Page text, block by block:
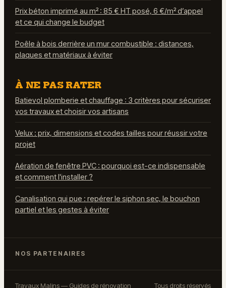
Prix béton imprimé au m² : 85 € HT posé, 6 €/m² d’appel
et ce qui change le budget
Poêle à bois derrière un mur combustible : distances,
plaques et matériaux à éviter
À NE PAS RATER
Batievol plomberie et chauffage : 3 critères pour sécuriser
vos travaux et choisir vos artisans
Velux : prix, dimensions et codes tailles pour réussir votre
projet
Aération de fenêtre PVC : pourquoi est-ce indispensable
et comment l'installer ?
Canalisation qui pue : repérer le siphon sec, le bouchon
partiel et les gestes à éviter
NOS PARTENAIRES
Travaux Malins — Guides de rénovation Tous droits réservés